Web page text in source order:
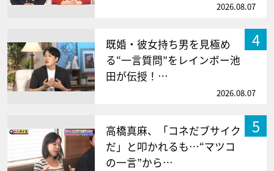
2026.08.07
4
既婚・彼女持ち男を見極め
る“一言質問”をレインボー池
田が伝授！…
2026.08.07
5
高橋真麻、「コネだブサイク
だ」と叩かれるも…“マツコ
の一言”から…